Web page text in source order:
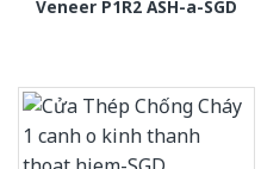
Veneer P1R2 ASH-a-SGD